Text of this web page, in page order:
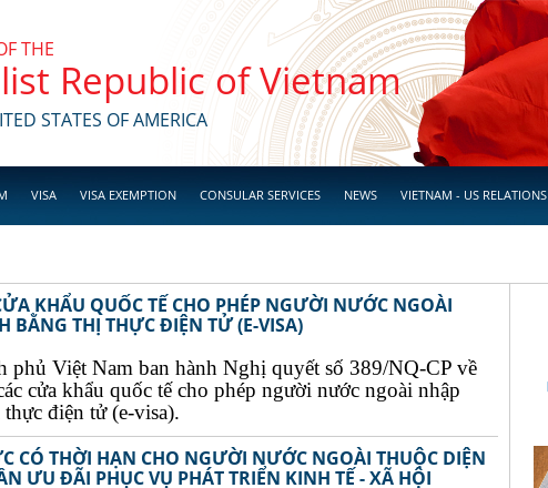
THE
Republic of Vietnam
STATES OF AMERICA
VISA VISA EXEMPTION CONSULAR SERVICES NEWS VIETNAM - US RELATIONS
KHẨU QUỐC TẾ CHO PHÉP NGƯỜI NƯỚC NGOÀI
BẰNG THỊ THỰC ĐIỆN TỬ (E-VISA)
phủ Việt Nam ban hành Nghị quyết số 389/NQ-CP về
cửa khẩu quốc tế cho phép người nước ngoài nhập
điện tử (e-visa).
CÓ THỜI HẠN CHO NGƯỜI NƯỚC NGOÀI THUỘC DIỆN
ƯU ĐÃI PHỤC VỤ PHÁT TRIỂN KINH TẾ - XÃ HỘI